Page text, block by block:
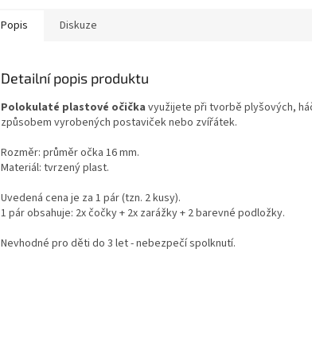
Popis Diskuze
Detailní popis produktu
Polokulaté plastové očička využijete při tvorbě plyšových,
způsobem vyrobených postaviček nebo zvířátek.
Rozměr: průměr očka 16 mm.
Materiál: tvrzený plast.
Uvedená cena je za 1 pár (tzn. 2 kusy).
1 pár obsahuje: 2x čočky + 2x zarážky + 2 barevné podložky.
Nevhodné pro děti do 3 let - nebezpečí spolknutí.